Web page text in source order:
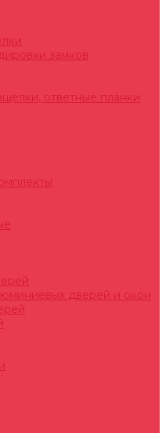
замков
ответные планки
дверей и окон